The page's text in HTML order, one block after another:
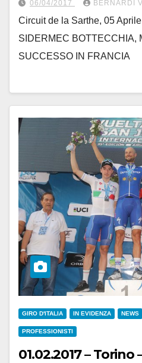
06/04/2017 BERNARDI
Circuit de la Sarthe, 05
SIDERMEC BOTTECCHIA,
SUCCESSO IN FRANCIA
GIRO D'ITALIA IN EVIDENZA NEWS
PROFESSIONISTI
01.02.2017 –